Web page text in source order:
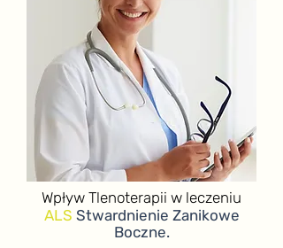
Wpływ Tlenoterapii w leczeniu
ALS Stwardnienie Zanikowe
Boczne.